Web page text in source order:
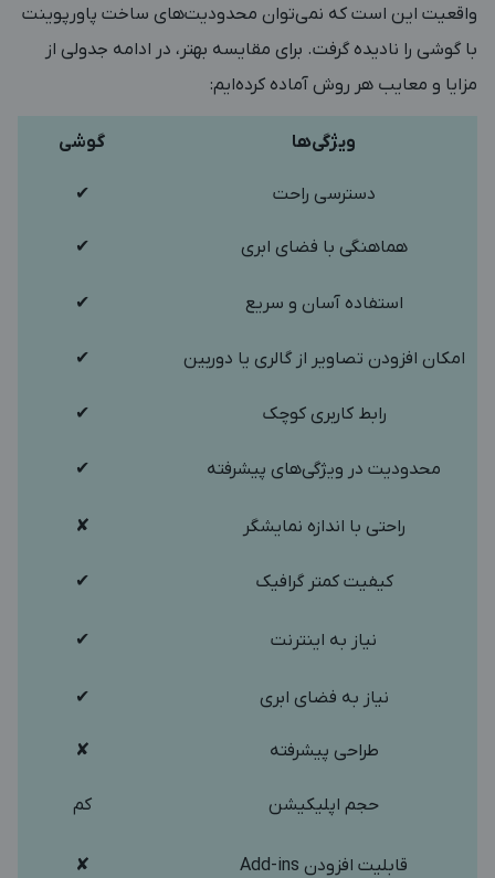
واقعیت این است که نمی‌توان محدودیت‌های ساخت پاورپوینت
با گوشی را نادیده گرفت. برای مقایسه بهتر، در ادامه جدولی از
مزایا و معایب هر روش آماده کرده‌ایم:
ویژگی‌ها گوشی
دسترسی راحت ✔
هماهنگی با فضای ابری ✔
استفاده آسان و سریع ✔
امکان افزودن تصاویر از گالری یا دوربین ✔
رابط کاربری کوچک ✔
محدودیت در ویژگی‌های پیشرفته ✔
راحتی با اندازه نمایشگر ✘
کیفیت کمتر گرافیک ✔
نیاز به اینترنت ✔
نیاز به فضای ابری ✔
طراحی پیشرفته ✘
حجم اپلیکیشن کم
قابلیت افزودن Add-ins ✘